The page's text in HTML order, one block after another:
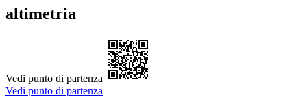
altimetria
Vedi punto di partenza
Vedi punto di partenza